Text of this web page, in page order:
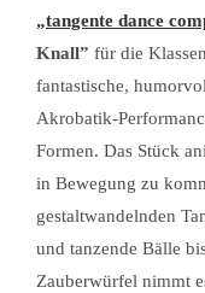
„tangente dance
Knall” für die
fantastische,
Akrobatik-
Formen. Das Stück
in Bewegung zu
gestaltwandelnden
und tanzende Bälle
Zauberwürfel nimmt